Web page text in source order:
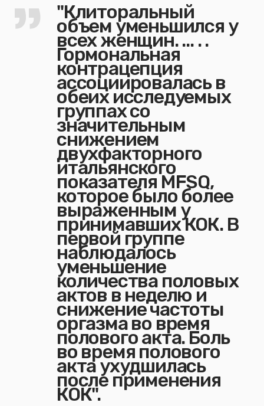
"Клиторальный
объем уменьшился у
всех женщин. ... . .
Гормональная
контрацепция
ассоциировалась в
обеих исследуемых
группах со
значительным
снижением
двухфакторного
итальянского
показателя MFSQ,
которое было более
выраженным у
принимавших КОК. В
первой группе
наблюдалось
уменьшение
количества половых
актов в неделю и
снижение частоты
оргазма во время
полового акта. Боль
во время полового
акта ухудшилась
после применения
КОК".